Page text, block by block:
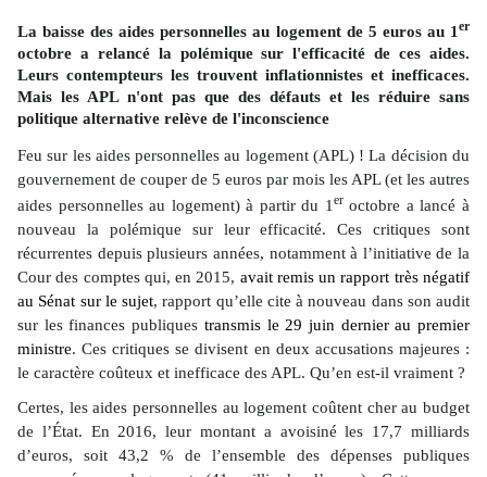
La baisse des aides personnelles au logement de 5 euros au 1 er
octobre a relancé la polémique sur l'efficacité de ces aides.
Leurs contempteurs les trouvent inflationnistes et inefficaces.
Mais les APL n'ont pas que des défauts et les réduire sans
politique alternative relève de l'inconscience
Feu sur les aides personnelles au logement (APL) ! La décision du
gouvernement de couper de 5 euros par mois les APL (et les autres
aides personnelles au logement) à partir du 1eroctobre a lancé à
nouveau la polémique sur leur efficacité. Ces critiques sont
récurrentes depuis plusieurs années, notamment à l’initiative de la
Cour des comptes qui, en 2015, avait remis un rapport très négatif
au Sénat sur le sujet, rapport qu’elle cite à nouveau dans son audit
sur les finances publiques transmis le 29 juin dernier au premier
ministre. Ces critiques se divisent en deux accusations majeures :
le caractère coûteux et inefficace des APL. Qu’en est-il vraiment ?
Certes, les aides personnelles au logement coûtent cher au budget
de l’État. En 2016, leur montant a avoisiné les 17,7 milliards
d’euros, soit 43,2 % de l’ensemble des dépenses publiques